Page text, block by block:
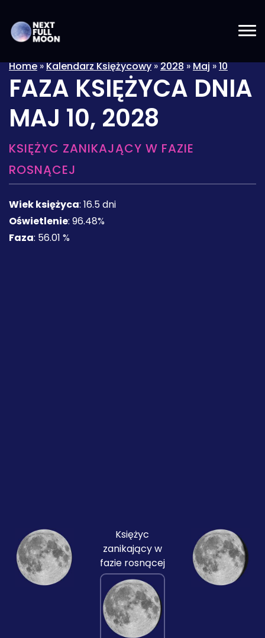
Home»Kalendarz Księżycowy»2028»Maj»10
FAZA KSIĘŻYCA DNIA
MAJ 10, 2028
KSIĘŻYC ZANIKAJĄCY W FAZIE
ROSNĄCEJ
Wiek księżyca: 16.5 dni
Oświetlenie: 96.48%
Faza: 56.01 %
Księżyc
zanikający w
fazie rosnącej